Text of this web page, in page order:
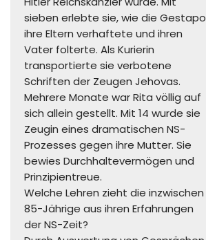
sieben erlebte sie, wie die Gestapo
ihre Eltern verhaftete und ihren
Vater folterte. Als Kurierin
transportierte sie verbotene
Schriften der Zeugen Jehovas.
Mehrere Monate war Rita völlig auf
sich allein gestellt. Mit 14 wurde sie
Zeugin eines dramatischen NS-
Prozesses gegen ihre Mutter. Sie
bewies Durchhaltevermögen und
Prinzipientreue.
Welche Lehren zieht die inzwischen
85-Jährige aus ihren Erfahrungen
der NS-Zeit?